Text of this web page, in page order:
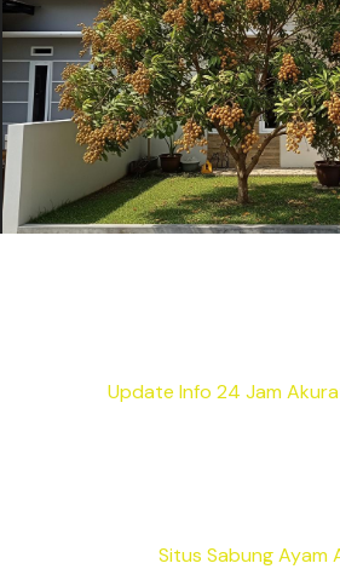
Update Info 24 Jam
Situs Sabung Ayam